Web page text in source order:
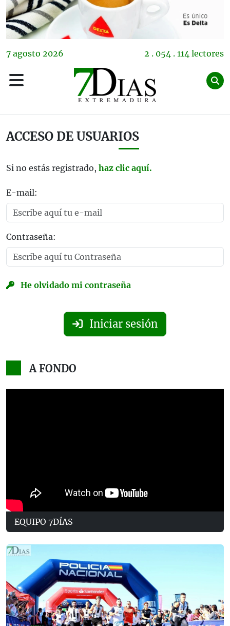
7 agosto 2026 2 . 054 . 114 lectores
ACCESO DE USUARIOS
Si no estás registrado, haz clic aquí.
E-mail:
Contraseña:
He olvidado mi contraseña
Iniciar sesión
A FONDO
EQUIPO 7DÍAS